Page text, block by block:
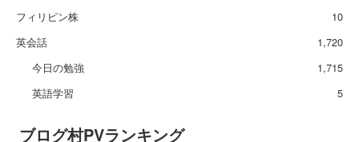
フィリピン株
10
英会話
1,720
今日の勉強
1,715
英語学習
5
ブログ村PVランキング